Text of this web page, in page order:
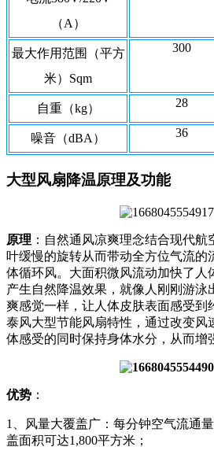
（A）
最大作用范围（平方
米）Sqm
300
自重（kg） 28
噪音（dBA） 36
大型风扇降温原理及功能
原理 ：自然通风凉爽理念结合现代
叶缓慢的旋转从而带动全方位气流的
体循环风。大面积微风流动加快了人
产生自然降温效果，就像人刚刚游泳
爽感觉一样，让人体皮肤表面感受
泰风大型节能风扇特性，通过改变风
体感受的同时保持身体水分，从而增
优势 ：
1、风量大覆盖广：每分钟空气流通
盖面积可达1,800平方米；